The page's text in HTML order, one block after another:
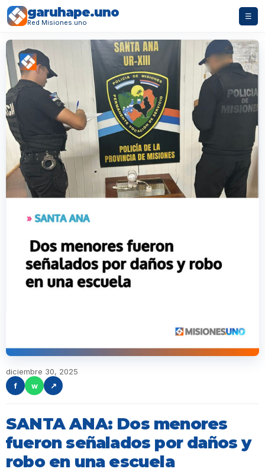
garuhape.uno
Red Misiones.uno
☰
diciembre 30, 2025
f
w ↗
SANTA ANA: Dos menores
fueron señalados por daños y
robo en una escuela